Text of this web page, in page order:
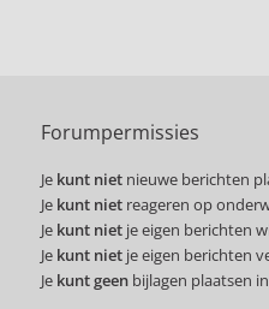
Forumpermissies
Je kunt niet nieuwe berichten
Je kunt niet reageren op
Je kunt niet je eigen berichten
Je kunt niet je eigen berichten
Je kunt geen bijlagen plaatsen